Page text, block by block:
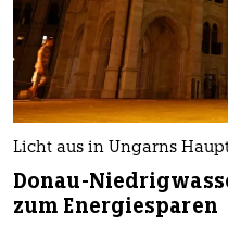
Licht aus in Ungarns
Donau-
zum Energiesparen